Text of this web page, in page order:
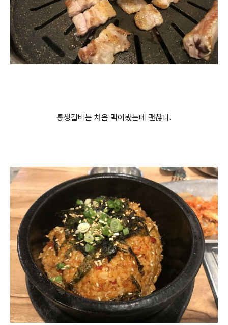
통생갈비는 처음 먹어봤는데 괜찮다.